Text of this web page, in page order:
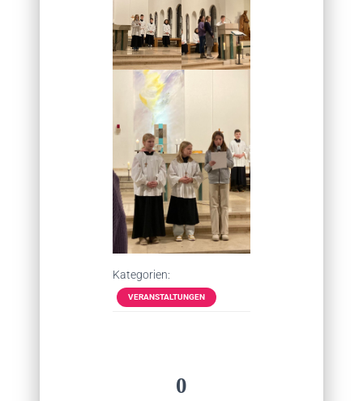
Kategorien:
VERANSTALTUNGEN
0